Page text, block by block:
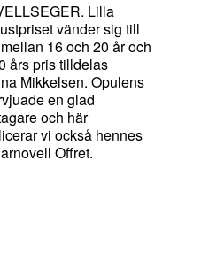
Lilla
vänder sig till
16 och 20 år och
års pris tilldelas
Mikkelsen. Opulens
en glad
och här
vi också hennes
Offret.